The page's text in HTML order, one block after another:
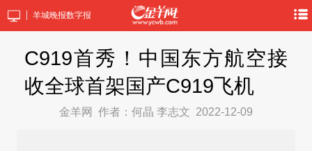
羊城晚报数字报
C919首秀！中国东方航空接
收全球首架国产C919飞机
金羊网 作者：何晶 李志文 2022-12-09